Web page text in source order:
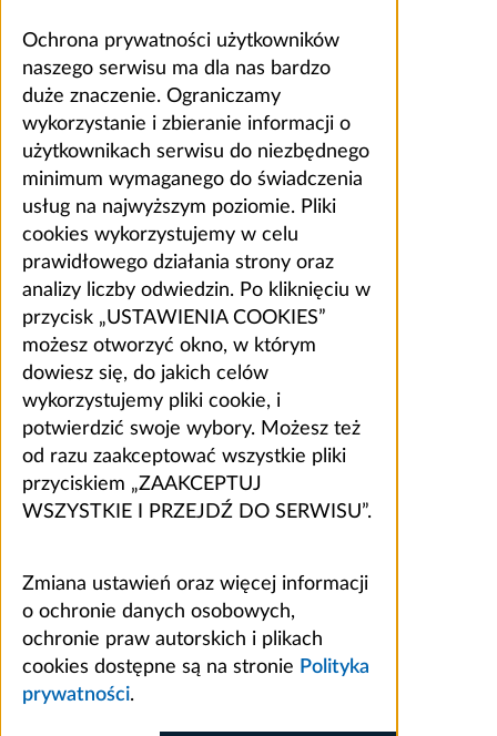
Ochrona prywatności użytkowników
naszego serwisu ma dla nas bardzo
duże znaczenie. Ograniczamy
wykorzystanie i zbieranie informacji o
użytkownikach serwisu do niezbędnego
minimum wymaganego do świadczenia
usług na najwyższym poziomie. Pliki
cookies wykorzystujemy w celu
prawidłowego działania strony oraz
analizy liczby odwiedzin. Po kliknięciu w
przycisk „USTAWIENIA COOKIES”
możesz otworzyć okno, w którym
dowiesz się, do jakich celów
wykorzystujemy pliki cookie, i
potwierdzić swoje wybory. Możesz też
od razu zaakceptować wszystkie pliki
przyciskiem „ZAAKCEPTUJ
WSZYSTKIE I PRZEJDŹ DO SERWISU”.
Zmiana ustawień oraz więcej informacji
o ochronie danych osobowych,
ochronie praw autorskich i plikach
cookies dostępne są na stronie Polityka
prywatności.